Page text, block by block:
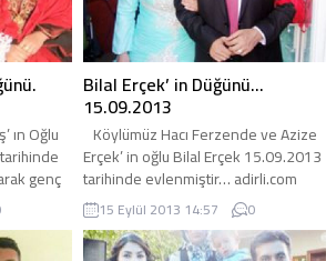
ın Oğlu
genç
Bilal Erçek’ in Düğünü…
15.09.2013
Köylümüz Hacı Ferzende ve Azize
Erçek’ in oğlu Bilal Erçek 15.09.2013
tarihinde evlenmiştir… adirli.com
olarak genç çiftimize bir ömür boyu
mutluluk diliyoruz… adirli.com
15 Eylül 2013 14:57 0